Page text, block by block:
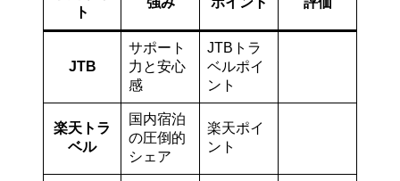
ト
JTB
サポート
力と安心
感
JTBトラ
ベルポイ
ント
楽天トラ
ベル
国内宿泊
の圧倒的
シェア
楽天ポイ
ント